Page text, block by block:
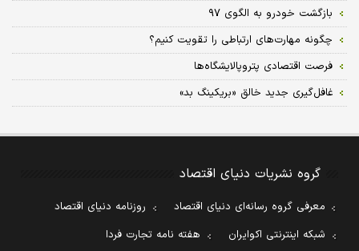
بازگشت خودرو به الگوی ۹۷
چگونه مهارت‌های ارتباطی را تقویت کنیم؟
فرصت اقتصادی پتروپالایشگاه‌ها
غافل‌گیری جدید خالق «بریکینگ بد»
گروه نشریات دنیای اقتصاد
معرفی گروه رسانه‌ای دنیای اقتصاد
روزنامه دنیای اقتصاد
شبکه اینترنتی اکوایران
هفته نامه تجارت فردا